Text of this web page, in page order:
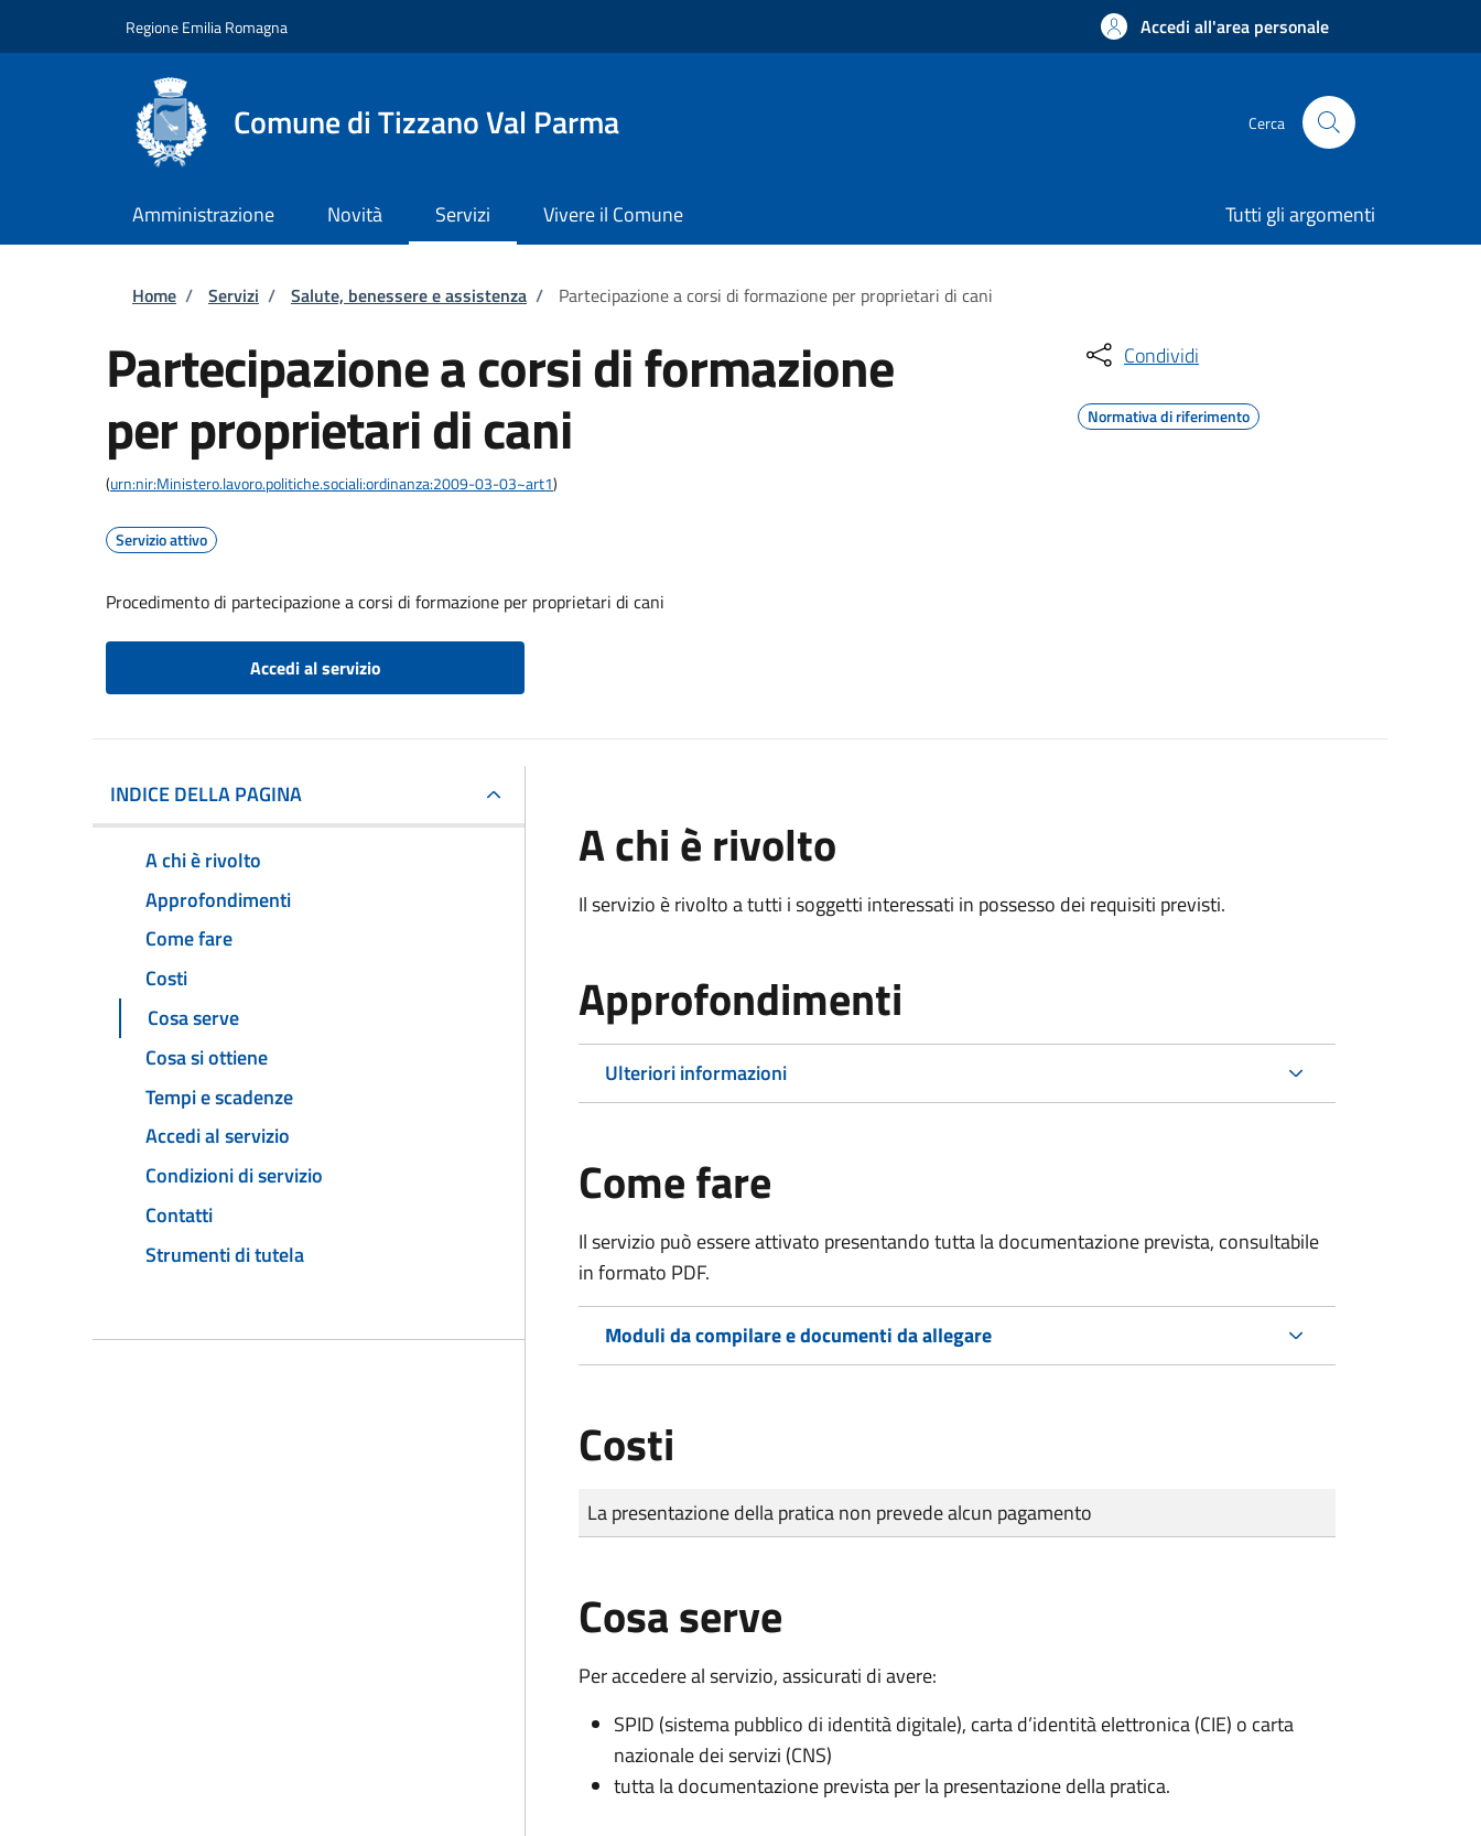
Regione Emilia Romagna Accedi all'area personale
Comune di Tizzano Val Parma Cerca
Amministrazione Novità Servizi Vivere il Comune Tutti gli argomenti
Briciole di pane
Home / Servizi / Salute, benessere e assistenza / Partecipazione a corsi di formazione per proprietari di cani
Partecipazione a corsi di formazione
per proprietari di cani
(urn:nir:Ministero.lavoro.politiche.sociali:ordinanza:2009-03-03~art1)
Servizio attivo
Procedimento di partecipazione a corsi di formazione per proprietari di cani
Accedi al servizio
Condividi
Normativa di riferimento
INDICE DELLA PAGINA
A chi è rivolto
Approfondimenti
Come fare
Costi
Cosa serve
Cosa si ottiene
Tempi e scadenze
Accedi al servizio
Condizioni di servizio
Contatti
Strumenti di tutela
A chi è rivolto
Il servizio è rivolto a tutti i soggetti interessati in possesso dei requisiti previsti.
Approfondimenti
Ulteriori informazioni
Come fare
Il servizio può essere attivato presentando tutta la documentazione prevista, consultabile
in formato PDF.
Moduli da compilare e documenti da allegare
Costi
Tipo di pagamento
Importo
La presentazione della pratica non prevede alcun pagamento
Cosa serve
Per accedere al servizio, assicurati di avere:
SPID (sistema pubblico di identità digitale), carta d’identità elettronica (CIE) o carta
nazionale dei servizi (CNS)
tutta la documentazione prevista per la presentazione della pratica.